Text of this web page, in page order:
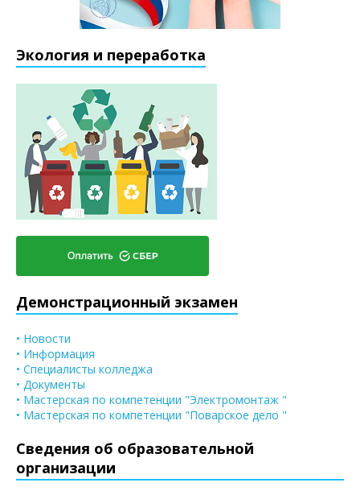
Экология и переработка
Демонстрационный экзамен
• Новости
• Информация
• Специалисты колледжа
• Документы
• Мастерская по компетенции "Электромонтаж "
• Мастерская по компетенции "Поварское дело "
Сведения об образовательной
организации